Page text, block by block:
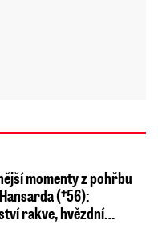
momenty z pohřbu
(†56):
rakve, hvězdní…